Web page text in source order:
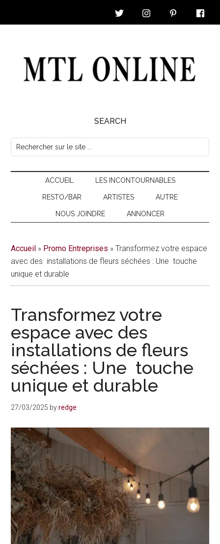
Online
|
Nouvelles
de
la
vie
urbaine
à
Montréal
SEARCH
Rechercher
sur
le
ACCUEIL LES INCONTOURNABLES
RESTO/BAR ARTISTES AUTRE
NOUS JOINDRE ANNONCER
Accueil » Promo Entreprises »Transformez votre espace
avec des installations de fleurs séchées : Une touche
unique et durable
Transformez votre
espace avec des
installations de fleurs
séchées : Une touche
unique et durable
27/03/2025 byredge